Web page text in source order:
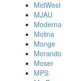
MidWest
MJAU
Moderna
Molina
Monge
Morando
Moser
MPS